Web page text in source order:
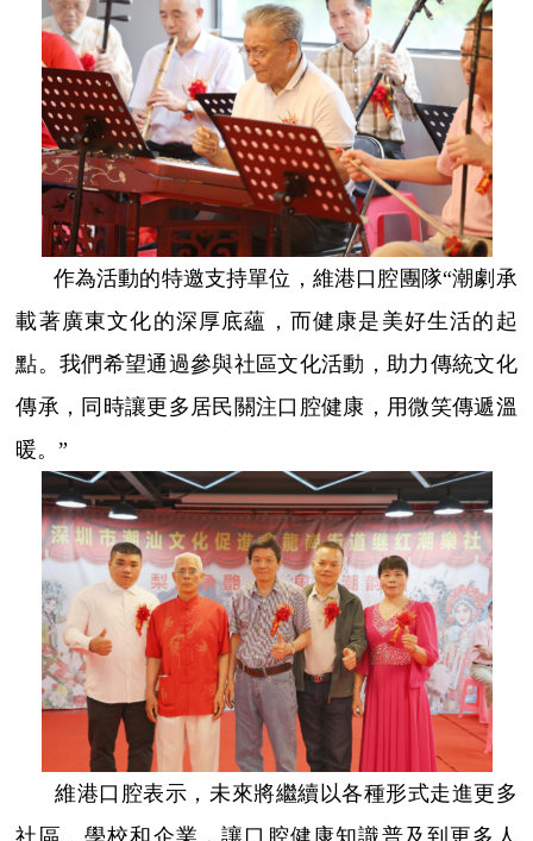
作為活動的特邀支持單位，維港口腔團隊“潮劇承
載著廣東文化的深厚底蘊，而健康是美好生活的起
點。我們希望通過參與社區文化活動，助力傳統文化
傳承，同時讓更多居民關注口腔健康，用微笑傳遞溫
暖。”
維港口腔表示，未來將繼續以各種形式走進更多
社區、學校和企業，讓口腔健康知識普及到更多人